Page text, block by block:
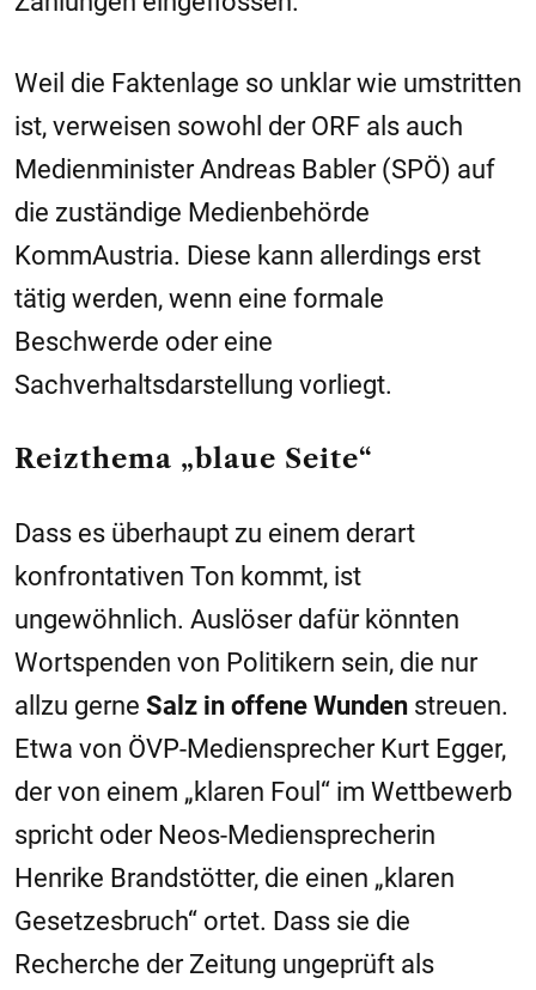
Weil die Faktenlage so unklar wie umstritten
ist, verweisen sowohl der ORF als auch
Medienminister Andreas Babler (SPÖ) auf
die zuständige Medienbehörde
KommAustria. Diese kann allerdings erst
tätig werden, wenn eine formale
Beschwerde oder eine
Sachverhaltsdarstellung vorliegt.
Reizthema „blaue Seite“
Dass es überhaupt zu einem derart
konfrontativen Ton kommt, ist
ungewöhnlich. Auslöser dafür könnten
Wortspenden von Politikern sein, die nur
allzu gerne Salz in offene Wunden streuen.
Etwa von ÖVP-Mediensprecher Kurt Egger,
der von einem „klaren Foul“ im Wettbewerb
spricht oder Neos-Mediensprecherin
Henrike Brandstötter, die einen „klaren
Gesetzesbruch“ ortet. Dass sie die
Recherche der Zeitung ungeprüft als